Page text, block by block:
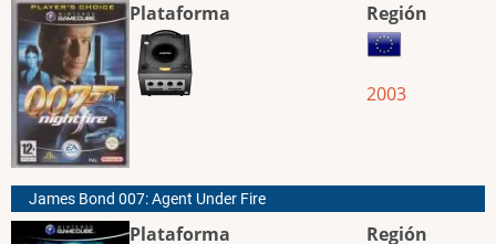
Plataforma Región
2003
James Bond 007: Agent Under Fire
Plataforma Región